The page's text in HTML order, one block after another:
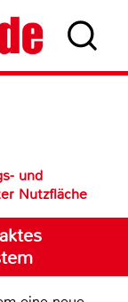
und
Nutzfläche